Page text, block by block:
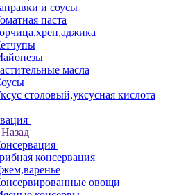
и соусы
паста
масла
столовый,уксусная кислота
Назад
консервация
овощи